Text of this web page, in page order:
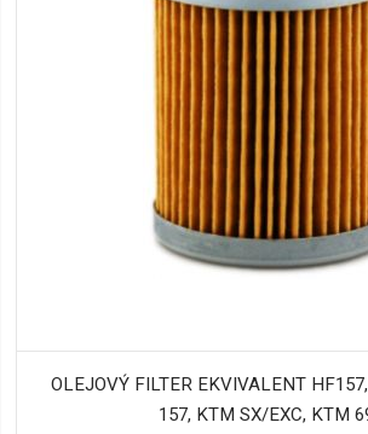
OLEJOVÝ FILTER EKVIVALENT
157, KTM SX/EXC, KTM